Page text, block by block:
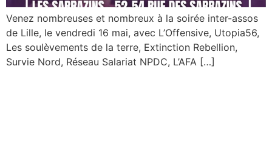
Venez nombreuses et nombreux à la soirée inter-assos
de Lille, le vendredi 16 mai, avec L’Offensive, Utopia56,
Les soulèvements de la terre, Extinction Rebellion,
Survie Nord, Réseau Salariat NPDC, L’AFA […]